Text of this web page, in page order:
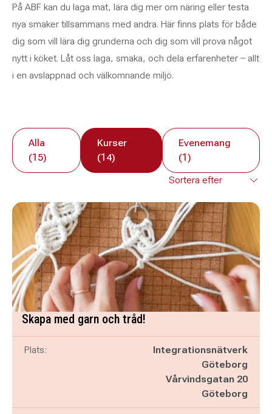
På ABF kan du laga mat, lära dig mer om näring eller testa
nya smaker tillsammans med andra. Här finns plats för både
dig som vill lära dig grunderna och dig som vill prova något
nytt i köket. Låt oss laga, smaka, och dela erfarenheter – allt
i en avslappnad och välkomnande miljö.
Alla
(15)
Kurser
(14)
Evenemang
(1)
Skapa med garn och tråd!
Plats:
Integrationsnätverk
Göteborg
Vårvindsgatan 20
Göteborg